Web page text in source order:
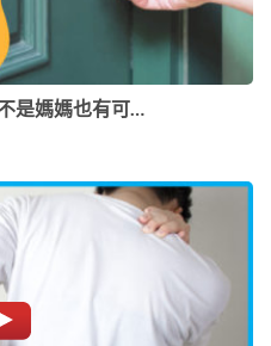
是媽媽也有可…